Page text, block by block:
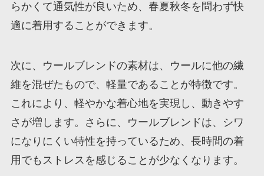
らかくて通気性が良いため、春夏秋冬を問わず快
適に着用することができます。
次に、ウールブレンドの素材は、ウールに他の繊
維を混ぜたもので、軽量であることが特徴です。
これにより、軽やかな着心地を実現し、動きやす
さが増します。さらに、ウールブレンドは、シワ
になりにくい特性を持っているため、長時間の着
用でもストレスを感じることが少なくなります。